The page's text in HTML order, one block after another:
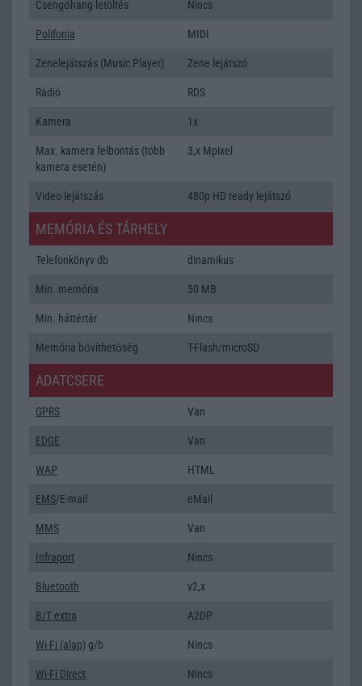
Csengőhang letöltés Nincs
Polifonia MIDI
Zenelejátszás (Music Player) Zene lejátszó
Rádió RDS
Kamera 1x
Max. kamera felbontás (több
kamera esetén)
3,x Mpixel
Video lejátszás 480p HD ready lejátszó
MEMÓRIA ÉS TÁRHELY
Telefonkönyv db dinamikus
Min. memória 50 MB
Min. háttértár Nincs
Memória bővíthetőség T-Flash/microSD
ADATCSERE
GPRS Van
EDGE Van
WAP HTML
EMS/E-mail eMail
MMS Van
Infraport Nincs
Bluetooth v2,x
B/T extra A2DP
Wi-Fi (alap) g/b Nincs
Wi-Fi Direct Nincs